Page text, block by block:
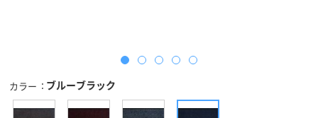
カラー ブルーブラック